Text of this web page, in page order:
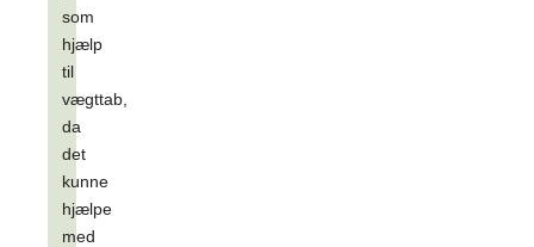
som
hjælp
til
vægttab,
da
det
kunne
hjælpe
med